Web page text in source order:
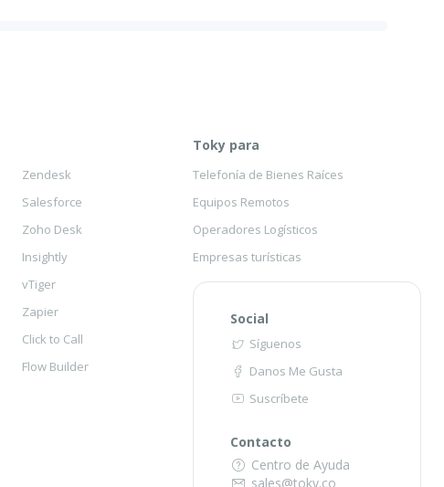
Zendesk
Salesforce
Zoho Desk
Insightly
vTiger
Zapier
Click to Call
Flow Builder
Toky para
Telefonía de Bienes Raíces
Equipos Remotos
Operadores Logísticos
Empresas turísticas
Social
Síguenos
Danos Me Gusta
Suscríbete
Contacto
Centro de Ayuda
sales@toky.co